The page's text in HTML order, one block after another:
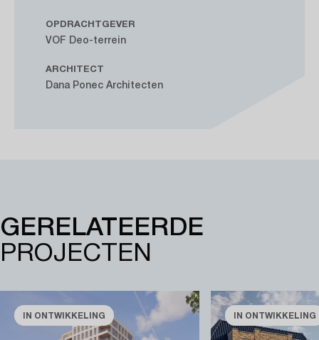
OPDRACHTGEVER
VOF Deo-terrein
ARCHITECT
Dana Ponec Architecten
GERELATEERDE
PROJECTEN
IN ONTWIKKELING IN ONTWIKKELING